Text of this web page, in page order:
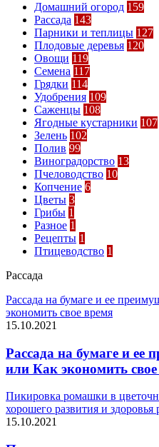
Домашний огород 159
Рассада 143
Парники и теплицы 127
Плодовые деревья 120
Овощи 119
Семена 117
Грядки 114
Удобрения 109
Саженцы 108
Ягодные кустарники 107
Зелень 102
Полив 99
Виноградорство 13
Пчеловодство 10
Копчение 6
Цветы 3
Грибы 1
Разное 1
Рецепты 1
Птицеводство 1
Рассада
Рассада на бумаге и ее
экономить свое время
15.10.2021
Рассада на бумаге и ее
или Как экономить
Пикировка ромашки в
хорошего развития и здоровья
15.10.2021